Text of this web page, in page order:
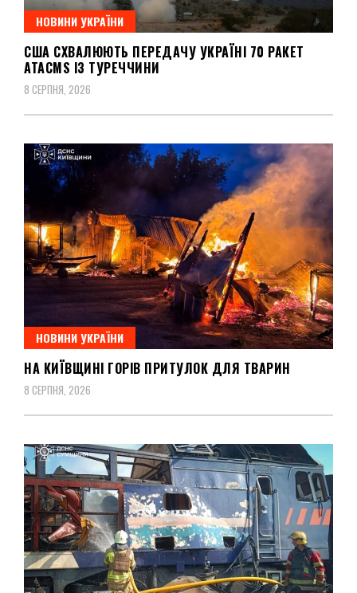
НОВИНИ УКРАЇНИ
США СХВАЛЮЮТЬ ПЕРЕДАЧУ УКРАЇНІ 70 РАКЕТ
ATACMS ІЗ ТУРЕЧЧИНИ
8 СЕРПНЯ, 2026
НОВИНИ УКРАЇНИ
НА КИЇВЩИНІ ГОРІВ ПРИТУЛОК ДЛЯ ТВАРИН
8 СЕРПНЯ, 2026